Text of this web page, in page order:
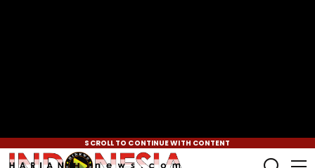
SCROLL TO CONTINUE WITH CONTENT